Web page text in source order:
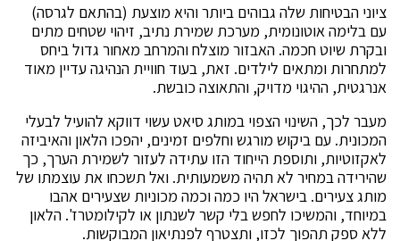
ציוני הבטיחות שלה גבוהים ביותר והיא מוצעת (בהתאם לגרסה)
עם בלימה אוטונומית, מערכת שמירת נתיב, זיהוי שטחים מתים
ובקרת שיוט חכמה. האבזור מוצלח והמרחב מאחור גדול ביחס
למתחרות ומתאים לילדים. זאת, בעוד חוויית הנהיגה עדיין מאוד
אנרגטית, ההיגוי מדויק, והתאוצה כובשת.
מעבר לכך, השינוי הצפוי במותג סיאט עשוי דווקא להועיל לבעלי
המכונית. עם ביקוש מורגש וחלפים זמינים, יהפכו הלאון והאיביזה
לאקזוטיות, ותוספת הייחוד הזו עתידה לעזור לשמירת הערך, כך
שהירידה במחיר לא תהיה משמעותית. ואל תשכחו את עוצמתו של
מותג צעירים. בישראל היו כמה וכמה מכוניות שצעירים אהבו
במיוחד, והמשיכו לחפש בלי קשר לשנתון או לקילומטרז'. הלאון
ללא ספק תהפוך לכזו, ותצטרף לפנתיאון המבוקשות.